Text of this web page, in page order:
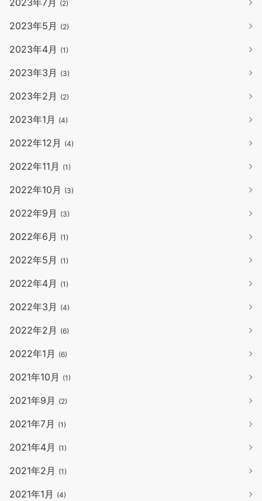
2023年7月 (2)
2023年5月 (2)
2023年4月 (1)
2023年3月 (3)
2023年2月 (2)
2023年1月 (4)
2022年12月 (4)
2022年11月 (1)
2022年10月 (3)
2022年9月 (3)
2022年6月 (1)
2022年5月 (1)
2022年4月 (1)
2022年3月 (4)
2022年2月 (6)
2022年1月 (6)
2021年10月 (1)
2021年9月 (2)
2021年7月 (1)
2021年4月 (1)
2021年2月 (1)
2021年1月 (4)